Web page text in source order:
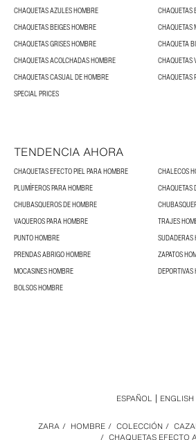
CHAQUETAS AZULES HOMBRE
CHAQUETAS
CHAQUETAS BEIGES HOMBRE
CHAQUETAS
CHAQUETAS GRISES HOMBRE
CHAQUETA
CHAQUETAS ACOLCHADAS HOMBRE
CHAQUETAS
CHAQUETAS CASUAL DE HOMBRE
CHAQUETAS
SPECIAL PRICES
TENDENCIA AHORA
CHAQUETAS EFECTO PIEL PARA HOMBRE
CHALECOS
PLUMÍFEROS PARA HOMBRE
CHAQUETAS
CHUBASQUEROS DE HOMBRE
VAQUEROS PARA HOMBRE
TRAJES
PUNTO HOMBRE
SUDADERAS
PRENDAS ABRIGO HOMBRE
ZAPATOS
MOCASINES HOMBRE
DEPORTIVAS
BOLSOS HOMBRE
ZARA / HOMBRE / COLECCIÓN /
/ CHAQUETAS EFECTO
ESPAÑOL ENGLISH